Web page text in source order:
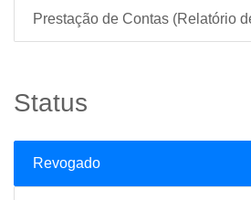
Prestação de Contas (Relatório
Status
Revogado